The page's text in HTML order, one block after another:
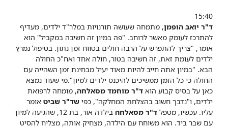
15:40
ד"ר יואב הופמן, מתמחה שעושה תורנויות במלר"ד ילדים, מעדיף
להתרכז לעומק מאשר לרוחב. "פה במיון זה חשיבה במקביל" הוא
אומר, "צריך להתפרש על הרבה חולים בטווח זמן נתון. בטיפול נמרץ
ילדים לעומת זאת, זה חשיבה בטור, חולה אחד ואח"כ החולה
הבא. "במיון אתה חייב להיות מאוד יעיל מבחינת זמן השהייה עם
החולה כי כל הזמן ממשיכים להיכנס ילדים למיון".מי שעוד נמצא
כאן על בסיס קבוע הוא ד"ר מוחמד מסאלחה, מומחה לרפואת
ילדים, ו"נדבך חשוב בהצלחת המחלקה", כפי שד"ר שביט אומר
עליו. עכשיו, מטפל ד"ר מסאלחה
בילדה אור, בת 12, שהגיעה למיון
עם שבר ביד. הוא משוחח עם הילדה, מצחיק אותה, מצליח להסיט